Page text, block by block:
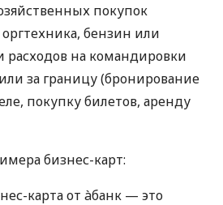
покупок
бензин или
расходов на командировки
за границу (бронирование
покупку билетов, аренду
бизнес-карт:
карта от àбанк — это